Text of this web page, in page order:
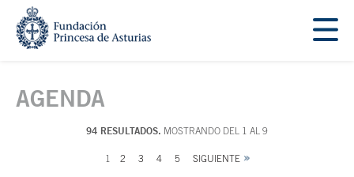
Saltar navegación. Ir directamente al contenido principal
AGENDA
94 RESULTADOS. MOSTRANDO DEL 1 AL 9
1 2 3 4 5 SIGUIENTE